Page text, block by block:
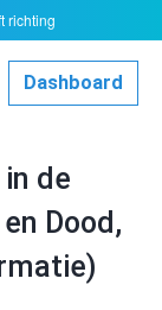
Dashboard
de
Dood,
richting